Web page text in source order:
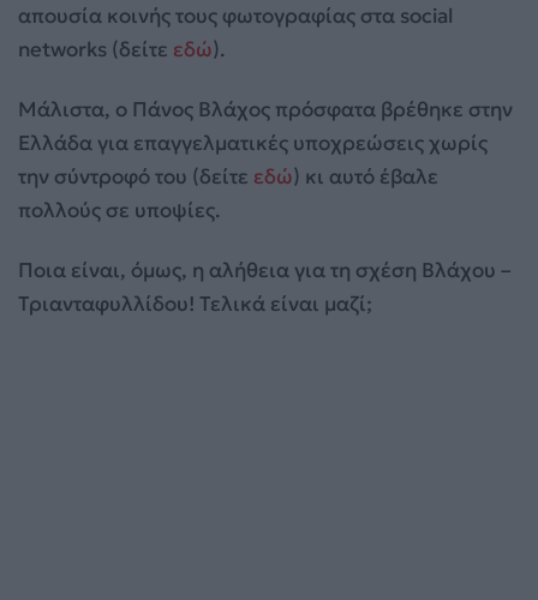
απουσία κοινής τους φωτογραφίας στα social
networks (δείτε εδώ).
Μάλιστα, ο Πάνος Βλάχος πρόσφατα βρέθηκε στην
Ελλάδα για επαγγελματικές υποχρεώσεις χωρίς
την σύντροφό του (δείτε εδώ) κι αυτό έβαλε
πολλούς σε υποψίες.
Ποια είναι, όμως, η αλήθεια για τη σχέση Βλάχου –
Τριανταφυλλίδου! Τελικά είναι μαζί;